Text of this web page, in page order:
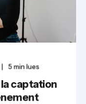
5min lues
captation